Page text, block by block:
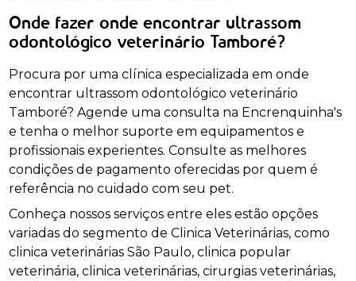
Onde fazer onde encontrar ultrassom
odontológico veterinário Tamboré?
Procura por uma clínica especializada em onde
encontrar ultrassom odontológico veterinário
Tamboré? Agende uma consulta na Encrenquinha's
e tenha o melhor suporte em equipamentos e
profissionais experientes. Consulte as melhores
condições de pagamento oferecidas por quem é
referência no cuidado com seu pet.
Conheça nossos serviços entre eles estão opções
variadas do segmento de Clinica Veterinárias, como
clinica veterinárias São Paulo, clinica popular
veterinária, clinica veterinárias, cirurgias veterinárias,